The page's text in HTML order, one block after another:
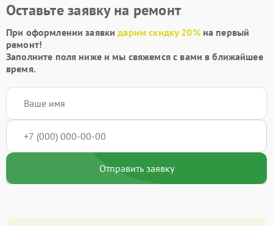
Оставьте заявку на ремонт
При оформлении заявкидарим скидку 20%на первый
ремонт!
Заполните поля ниже и мы свяжемся с вами в ближайшее
время.
Отправить заявку